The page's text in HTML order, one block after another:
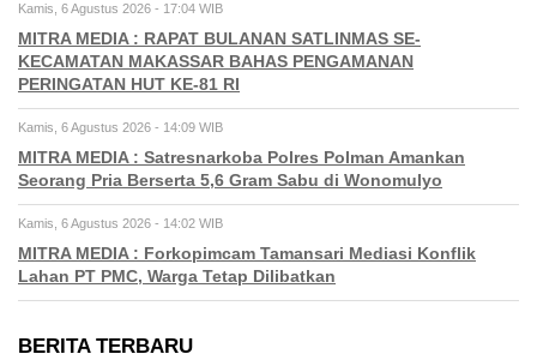
Kamis, 6 Agustus 2026 - 17:04 WIB
MITRA MEDIA : RAPAT BULANAN SATLINMAS SE-
KECAMATAN MAKASSAR BAHAS PENGAMANAN
PERINGATAN HUT KE-81 RI
Kamis, 6 Agustus 2026 - 14:09 WIB
MITRA MEDIA : Satresnarkoba Polres Polman Amankan
Seorang Pria Berserta 5,6 Gram Sabu di Wonomulyo
Kamis, 6 Agustus 2026 - 14:02 WIB
MITRA MEDIA : Forkopimcam Tamansari Mediasi Konflik
Lahan PT PMC, Warga Tetap Dilibatkan
BERITA TERBARU